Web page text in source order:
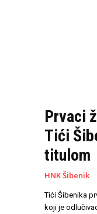
Prvaci
Tići
titulom
HNK Šibenik
Tići Šibenika
koji je